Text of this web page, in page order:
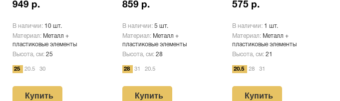
949 р.
В наличии: 10 шт.
Материал: Металл +
пластиковые элементы
Высота, см: 25
25 20.5 30
Купить
859 р.
В наличии: 5 шт.
Материал: Металл +
пластиковые элементы
Высота, см: 28
28 31 20.5
Купить
575 р.
В наличии: 1 шт.
Материал: Металл +
пластиковые элементы
Высота, см: 21
20.5 28 31
Купить